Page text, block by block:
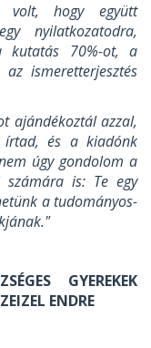
volt, hogy együtt
nyilatkozatodra,
kutatás 70%-ot, a
ismeretterjesztés
ajándékoztál azzal,
írtad, és a kiadónk
úgy gondolom a
számára is: Te egy
a tudományos-
GYEREKEK
ENDRE